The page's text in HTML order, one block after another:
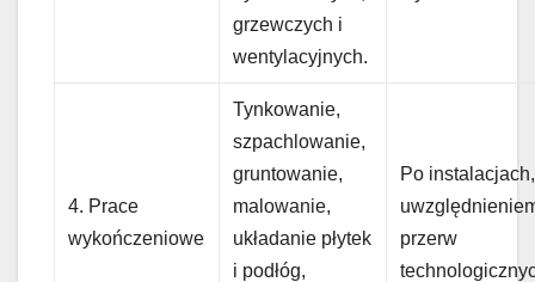
grzewczych i
wentylacyjnych.
4. Prace
wykończeniowe
Tynkowanie,
szpachlowanie,
gruntowanie,
malowanie,
układanie płytek
i podłóg,
Po
przerw